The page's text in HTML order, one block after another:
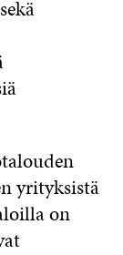
yrityksistä
on